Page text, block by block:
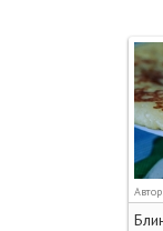
Автор: